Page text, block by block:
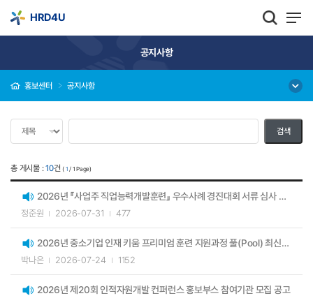
HRD4U
공지사항
홍보센터 공지사항
총 게시물 :10건 (1 / 1 Page)
2026년 『사업주 직업능력개발훈련』 우수사례 경진대회 서류 심사 결과 공고
정준원 2026-07-31 477
2026년 중소기업 인재 키움 프리미엄 훈련 지원과정 풀(Pool) 최신화 안내
박나은 2026-07-24 1152
2026년 제20회 인적자원개발 컨퍼런스 홍보부스 참여기관 모집 공고